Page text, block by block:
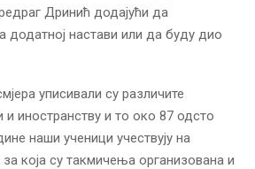
Дринић додајући да
додатној настави или да буду дио
уписивали су различите
и иностранству и то око 87 одсто
наши ученици учествују на
која су такмичења организована и